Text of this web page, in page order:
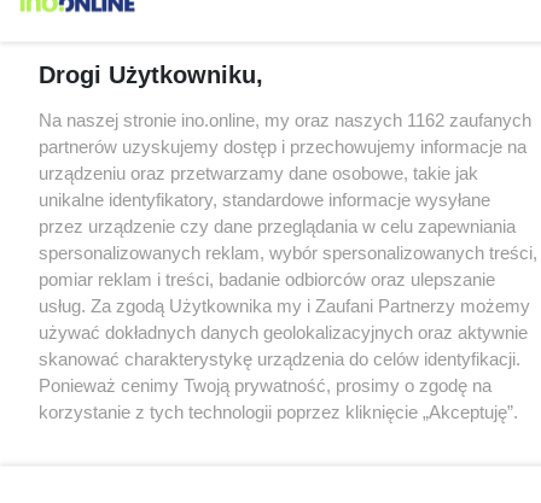
Drogi Użytkowniku,
Na naszej stronie ino.online, my oraz naszych 1162 zaufanych
partnerów uzyskujemy dostęp i przechowujemy informacje na
urządzeniu oraz przetwarzamy dane osobowe, takie jak
unikalne identyfikatory, standardowe informacje wysyłane
przez urządzenie czy dane przeglądania w celu zapewniania
spersonalizowanych reklam, wybór spersonalizowanych treści,
pomiar reklam i treści, badanie odbiorców oraz ulepszanie
usług. Za zgodą Użytkownika my i Zaufani Partnerzy możemy
używać dokładnych danych geolokalizacyjnych oraz aktywnie
skanować charakterystykę urządzenia do celów identyfikacji.
Ponieważ cenimy Twoją prywatność, prosimy o zgodę na
korzystanie z tych technologii poprzez kliknięcie „Akceptuję”.